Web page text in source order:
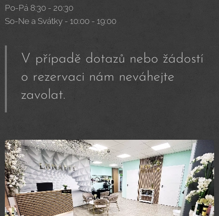
Po-Pá 8:30 - 20:30
So-Ne a Svátky - 10:00 - 19:00
V případě dotazů nebo žádostí
o rezervaci nám neváhejte
zavolat.